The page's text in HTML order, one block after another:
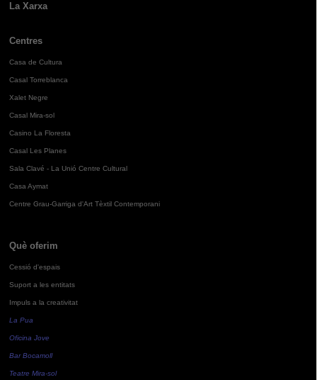
La Xarxa
Centres
Casa de Cultura
Casal Torreblanca
Xalet Negre
Casal Mira-sol
Casino La Floresta
Casal Les Planes
Sala Clavé - La Unió Centre Cultural
Casa Aymat
Centre Grau-Garriga d'Art Tèxtil Contemporani
Què oferim
Cessió d'espais
Suport a les entitats
Impuls a la creativitat
La Pua
Oficina Jove
Bar Bocamoll
Teatre Mira-sol